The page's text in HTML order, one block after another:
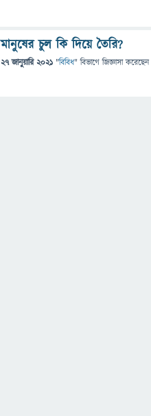
মানুষের চুল কি দিয়ে তৈরি?
27 জানুয়ারি 2021 "বিবিধ" বিভাগে জিজ্ঞাসাকরেছেন